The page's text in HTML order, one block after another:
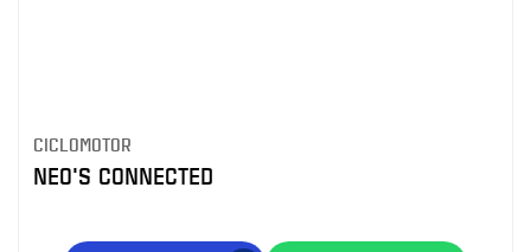
CICLOMOTOR
NEO'S CONNECTED